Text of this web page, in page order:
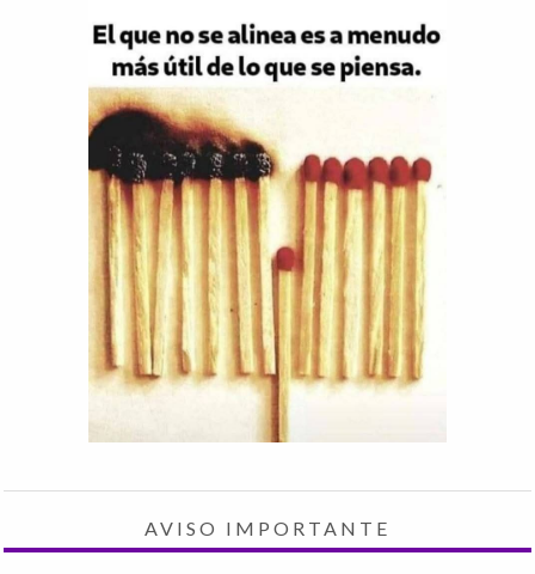
AVISO IMPORTANTE